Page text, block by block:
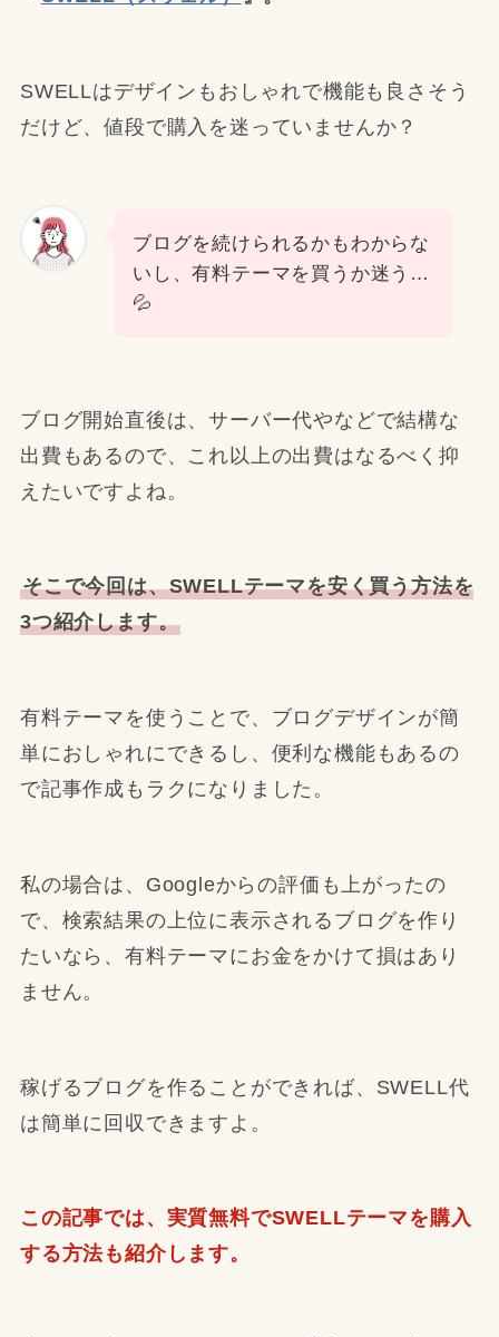
SWELLはデザインもおしゃれで機能も良さそう
だけど、値段で購入を迷っていませんか？
ブログを続けられるかもわからな
いし、有料テーマを買うか迷う…
💦
ブログ開始直後は、サーバー代やなどで結構な
出費もあるので、これ以上の出費はなるべく抑
えたいですよね。
そこで今回は、SWELLテーマを安く買う方法を
3つ紹介します。
有料テーマを使うことで、ブログデザインが簡
単におしゃれにできるし、便利な機能もあるの
で記事作成もラクになりました。
私の場合は、Googleからの評価も上がったの
で、検索結果の上位に表示されるブログを作り
たいなら、有料テーマにお金をかけて損はあり
ません。
稼げるブログを作ることができれば、SWELL代
は簡単に回収できますよ。
この記事では、実質無料でSWELLテーマを購入
する方法も紹介します。